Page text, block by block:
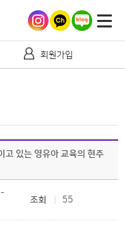
회원가입
고 있는 영유아 교육의 현주
조회 55